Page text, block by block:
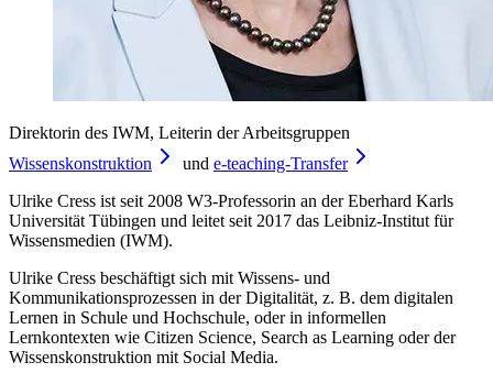
Direktorin des IWM, Leiterin der Arbeitsgruppen
Wissenskonstruktion
und e-teaching-Transfer
Ulrike Cress ist seit 2008 W3-Professorin an der Eberhard Karls
Universität Tübingen und leitet seit 2017 das Leibniz-Institut für
Wissensmedien (IWM).
Ulrike Cress beschäftigt sich mit Wissens- und
Kommunikationsprozessen in der Digitalität, z. B. dem digitalen
Lernen in Schule und Hochschule, oder in informellen
Lernkontexten wie Citizen Science, Search as Learning oder der
Wissenskonstruktion mit Social Media.